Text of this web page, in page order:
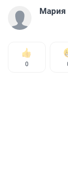
Мария
0